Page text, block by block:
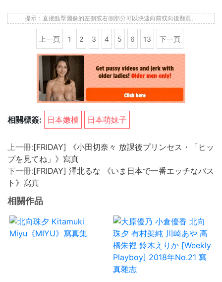
提示：直接點擊圖像的左側或右側部分可以快速向前或向後翻頁。
上一頁 1 2 3 4 5 6 13 下一頁
相關標簽: 日本嫩模 日本萌妹子
上一冊:[FRIDAY] 《小田切奈々 放課後プリンセス・「ヒッ
プを見てね」》寫真
下一冊:[FRIDAY] 澤北るな 《いま日本で一番エッチなバス
ト》寫真
相關作品